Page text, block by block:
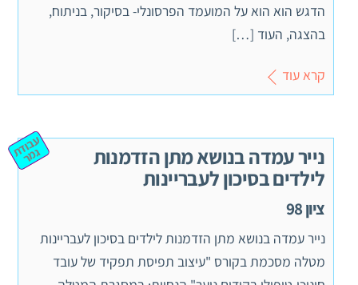
הדגש הוא הוא על המועמד הפרסונלי- בסיקור, בניתוח,
בהצגה, העוד […]
קרא עוד
נייר עמדה בנושא מתן הזדמנות
לילדים בסיכון לעבריינות
ציון 98
ע
ב
וד
ת ג
מ
ר
נייר עמדה בנושא מתן הזדמנות לילדים בסיכון לעבריינות
מטלה מסכמת בקורס "עיצוב תפיסת תפקיד של עובד